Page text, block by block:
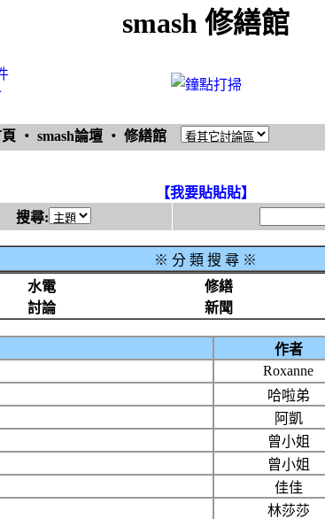
smash 修繕館
‧ smash論壇 ‧ 修繕館
【我要貼貼貼】
搜尋:
※ 分 類 搜 尋 ※
水電 修繕
討論 新聞
作者
Roxanne
哈啦弟
阿凱
曾小姐
曾小姐
佳佳
林莎莎